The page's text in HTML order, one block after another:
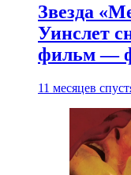
Звезда
Уинслет
фильм —
11 месяцев